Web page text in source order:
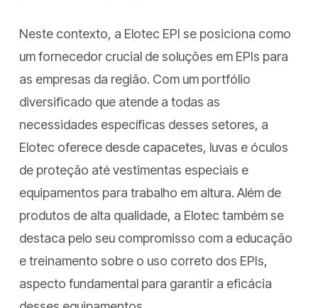
Neste contexto, a Elotec EPI se posiciona como
um fornecedor crucial de soluções em EPIs para
as empresas da região. Com um portfólio
diversificado que atende a todas as
necessidades específicas desses setores, a
Elotec oferece desde capacetes, luvas e óculos
de proteção até vestimentas especiais e
equipamentos para trabalho em altura. Além de
produtos de alta qualidade, a Elotec também se
destaca pelo seu compromisso com a educação
e treinamento sobre o uso correto dos EPIs,
aspecto fundamental para garantir a eficácia